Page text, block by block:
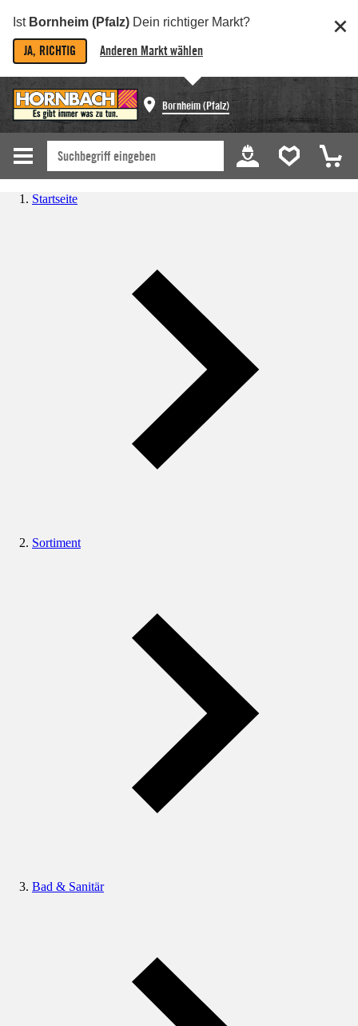
Ist Bornheim (Pfalz) Dein richtiger Markt?
JA, RICHTIG Anderen Markt wählen
Bornheim (Pfalz)
Startseite
Sortiment
Bad & Sanitär